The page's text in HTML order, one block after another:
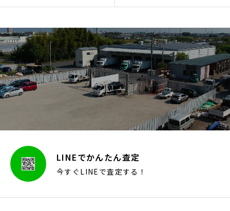
LINEでかんたん査定
今すぐLINEで査定する！